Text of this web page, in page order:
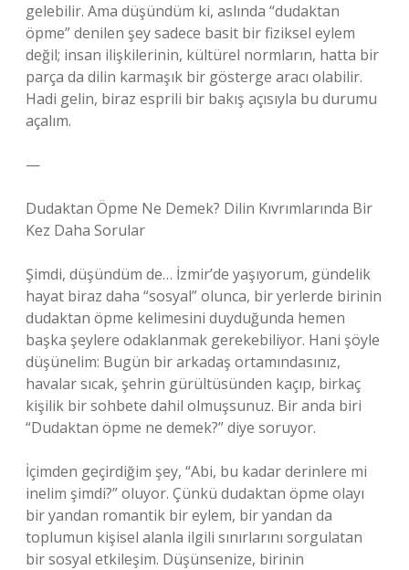
gelebilir. Ama düşündüm ki, aslında “dudaktan
öpme” denilen şey sadece basit bir fiziksel eylem
değil; insan ilişkilerinin, kültürel normların, hatta bir
parça da dilin karmaşık bir gösterge aracı olabilir.
Hadi gelin, biraz esprili bir bakış açısıyla bu durumu
açalım.
—
Dudaktan Öpme Ne Demek? Dilin Kıvrımlarında Bir
Kez Daha Sorular
Şimdi, düşündüm de… İzmir’de yaşıyorum, gündelik
hayat biraz daha “sosyal” olunca, bir yerlerde birinin
dudaktan öpme kelimesini duyduğunda hemen
başka şeylere odaklanmak gerekebiliyor. Hani şöyle
düşünelim: Bugün bir arkadaş ortamındasınız,
havalar sıcak, şehrin gürültüsünden kaçıp, birkaç
kişilik bir sohbete dahil olmuşsunuz. Bir anda biri
“Dudaktan öpme ne demek?” diye soruyor.
İçimden geçirdiğim şey, “Abi, bu kadar derinlere mi
inelim şimdi?” oluyor. Çünkü dudaktan öpme olayı
bir yandan romantik bir eylem, bir yandan da
toplumun kişisel alanla ilgili sınırlarını sorgulatan
bir sosyal etkileşim. Düşünsenize, birinin